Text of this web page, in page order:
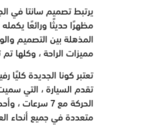
يرتبط تصميم سانتا في
مظهرًا حديثًا ورائعًا
المذهلة بين التصميم
مميزات الراحة ، وكلها
تعتبر كونا الجديدة كليًا
تقدم السيارة ، التي
الحركة مع 7
متعددة في جميع أنحاء